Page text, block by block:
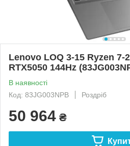
Lenovo LOQ 3-15 Ryzen 7-
RTX5050 144Hz
В наявності
Код: 83JG003NPB
Роздріб
50 964 ₴